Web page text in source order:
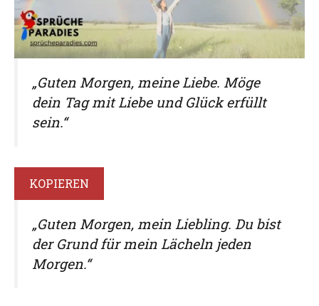
„Guten Morgen, meine Liebe. Möge
dein Tag mit Liebe und Glück erfüllt
sein.“
KOPIEREN
„Guten Morgen, mein Liebling. Du bist
der Grund für mein Lächeln jeden
Morgen.“